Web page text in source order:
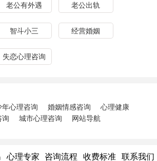
老公有外遇 老公出轨
智斗小三 经营婚姻
失恋心理咨询
年心理咨询 婚姻情感咨询
心理健康
询 城市心理咨询 网站导航
心理专家 咨询流程 收费标准 联系我们